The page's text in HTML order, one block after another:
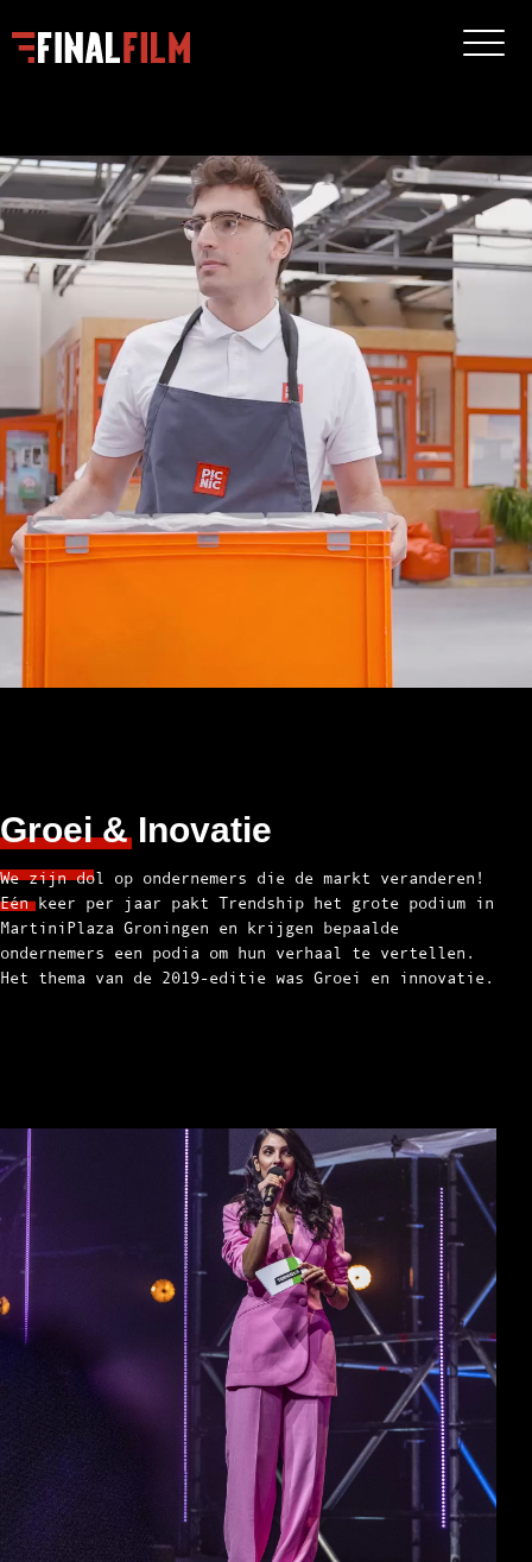
Groei & Inovatie
We zijn dol op ondernemers die de markt veranderen!
Eén keer per jaar pakt Trendship het grote podium in
MartiniPlaza Groningen en krijgen bepaalde
ondernemers een podia om hun verhaal te vertellen.
Het thema van de 2019-editie was Groei en innovatie.